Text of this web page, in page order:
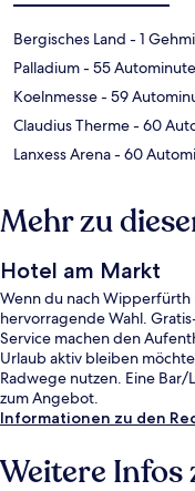
Bergisches Land - 1
Palladium- 55
Koelnmesse- 59
Claudius Therme- 60
Lanxess Arena- 60
Mehr zu
Hotel am Markt
Wenn du nach Wipperfürth
hervorragende Wahl.
Service machen den
Urlaub aktiv bleiben
Radwege nutzen. Eine
zum Angebot.
Informationen zu den
Weitere